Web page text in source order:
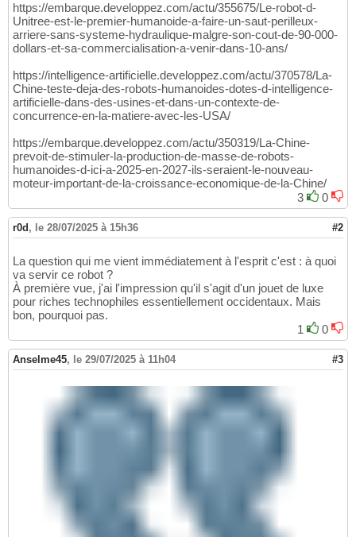
https://embarque.developpez.com/actu/355675/Le-robot-d-
Unitree-est-le-premier-humanoide-a-faire-un-saut-perilleux-
arriere-sans-systeme-hydraulique-malgre-son-cout-de-90-000-
dollars-et-sa-commercialisation-a-venir-dans-10-ans/
https://intelligence-artificielle.developpez.com/actu/370578/La-
Chine-teste-deja-des-robots-humanoides-dotes-d-intelligence-
artificielle-dans-des-usines-et-dans-un-contexte-de-
concurrence-en-la-matiere-avec-les-USA/
https://embarque.developpez.com/actu/350319/La-Chine-
prevoit-de-stimuler-la-production-de-masse-de-robots-
humanoides-d-ici-a-2025-en-2027-ils-seraient-le-nouveau-
moteur-important-de-la-croissance-economique-de-la-Chine/
3
0
r0d , le 28/07/2025 à 15h36 #2
La question qui me vient immédiatement à l'esprit c'est : à quoi
va servir ce robot ?
À première vue, j'ai l'impression qu'il s'agit d'un jouet de luxe
pour riches technophiles essentiellement occidentaux. Mais
bon, pourquoi pas.
1
0
Anselme45, le 29/07/2025 à 11h04 #3